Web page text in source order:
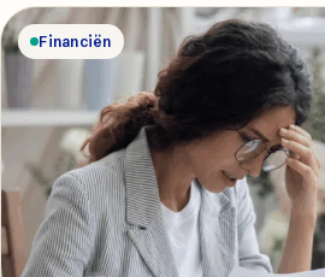
Financiën